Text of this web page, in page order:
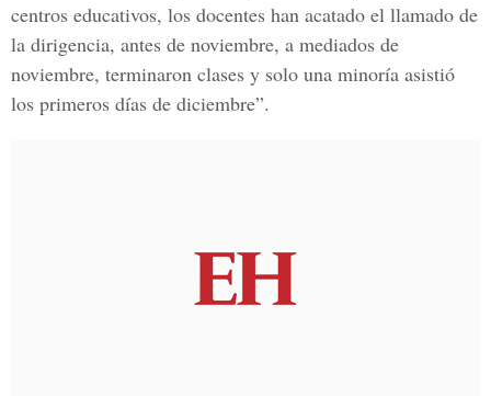
centros educativos, los docentes han acatado el llamado de
la dirigencia, antes de noviembre, a mediados de
noviembre, terminaron clases y solo una minoría asistió
los primeros días de diciembre”.